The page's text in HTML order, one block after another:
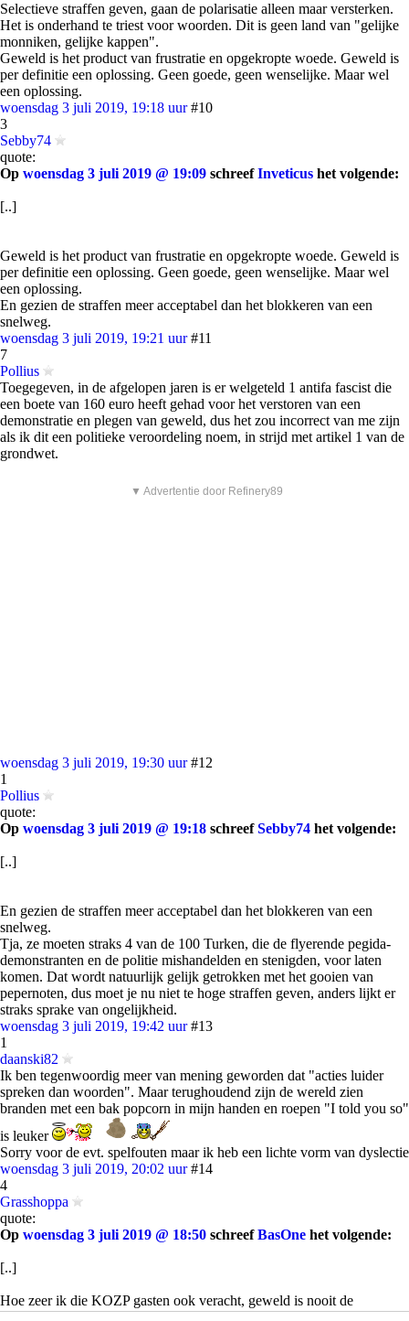
Selectieve straffen geven, gaan de polarisatie alleen maar versterken.
Het is onderhand te triest voor woorden. Dit is geen land van "gelijke
monniken, gelijke kappen".
Geweld is het product van frustratie en opgekropte woede. Geweld is
per definitie een oplossing. Geen goede, geen wenselijke. Maar wel
een oplossing.
woensdag 3 juli 2019, 19:18 uur #10
3
Sebby74
quote:
Op woensdag 3 juli 2019 @ 19:09 schreefInveticus het volgende:
[..]
Geweld is het product van frustratie en opgekropte woede. Geweld is
per definitie een oplossing. Geen goede, geen wenselijke. Maar wel
een oplossing.
En gezien de straffen meer acceptabel dan het blokkeren van een
snelweg.
woensdag 3 juli 2019, 19:21 uur #11
7
Pollius
Toegegeven, in de afgelopen jaren is er welgeteld 1 antifa fascist die
een boete van 160 euro heeft gehad voor het verstoren van een
demonstratie en plegen van geweld, dus het zou incorrect van me zijn
als ik dit een politieke veroordeling noem, in strijd met artikel 1 van de
grondwet.
▼ Advertentie door Refinery89
woensdag 3 juli 2019, 19:30 uur #12
1
Pollius
quote:
Op woensdag 3 juli 2019 @ 19:18 schreefSebby74 het volgende:
[..]
En gezien de straffen meer acceptabel dan het blokkeren van een
snelweg.
Tja, ze moeten straks 4 van de 100 Turken, die de flyerende pegida-
demonstranten en de politie mishandelden en stenigden, voor laten
komen. Dat wordt natuurlijk gelijk getrokken met het gooien van
pepernoten, dus moet je nu niet te hoge straffen geven, anders lijkt er
straks sprake van ongelijkheid.
woensdag 3 juli 2019, 19:42 uur #13
1
daanski82
Ik ben tegenwoordig meer van mening geworden dat "acties luider
spreken dan woorden". Maar terughoudend zijn de wereld zien
branden met een bak popcorn in mijn handen en roepen "I told you so"
is leuker
Sorry voor de evt. spelfouten maar ik heb een lichte vorm van dyslectie
woensdag 3 juli 2019, 20:02 uur #14
4
Grasshoppa
quote:
Op woensdag 3 juli 2019 @ 18:50 schreefBasOne het volgende:
[..]
Hoe zeer ik die KOZP gasten ook veracht, geweld is nooit de
oplossing.